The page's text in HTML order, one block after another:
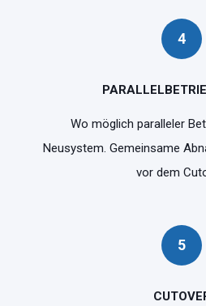
4
Wo möglich paralleler
Neusystem. Gemeinsame
vor dem
5